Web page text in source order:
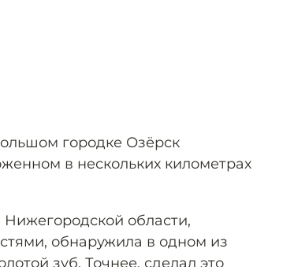
городке Озёрск
в нескольких километрах
области,
обнаружила в одном из
зуб. Точнее, сделал это